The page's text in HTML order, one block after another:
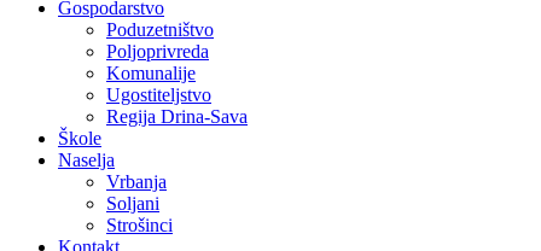
Gospodarstvo
Poduzetništvo
Poljoprivreda
Komunalije
Ugostiteljstvo
Regija Drina-Sava
Škole
Naselja
Vrbanja
Soljani
Strošinci
Kontakt